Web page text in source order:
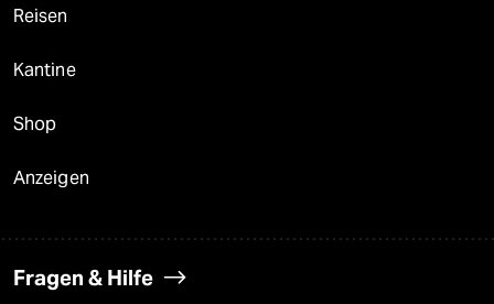
Reisen
Kantine
Shop
Anzeigen
Fragen & Hilfe